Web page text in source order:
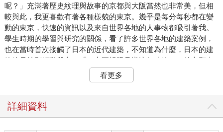
呢？」充滿著歷史紋理與故事的京都與大阪當然也非常美，但相
較與此，我更喜歡有著各種樣貌的東京。幾乎是每分每秒都在變
動的東京，快速的資訊以及來自世界各地的人事物都吸引著我。
學生時期的學習與研究的關係，看了許多世界各地的建築案例，
也在當時首次接觸了日本的近代建築，不知道為什麼，日本的建
築總是特別觸動我心，「一定要親眼見識這個建築！」的心願也
一日一日地在心裡茁壯，儘管在東京旅行了幾次，依舊覺得不夠
過癮。於是便下定決心到東京生活，到處旅行探訪建築。
◎前章‧東京建築散步
看更多
詳細資料